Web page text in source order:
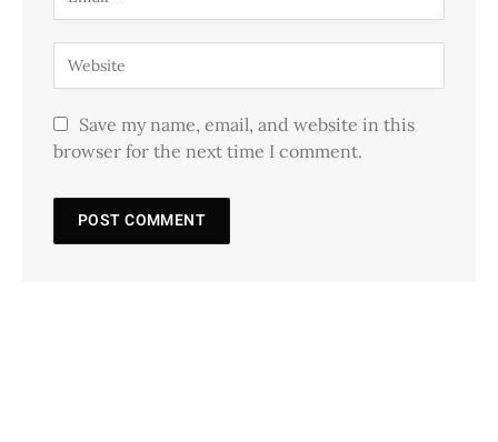
Save my name, email, and website in this
browser for the next time I comment.